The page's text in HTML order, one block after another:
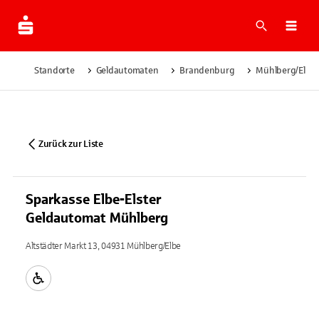
Suche
Standorte Geldautomaten Brandenburg Mühlberg/Elbe
Zurück zur Liste
Sparkasse Elbe-Elster
Geldautomat Mühlberg
Altstädter Markt 13, 04931 Mühlberg/Elbe